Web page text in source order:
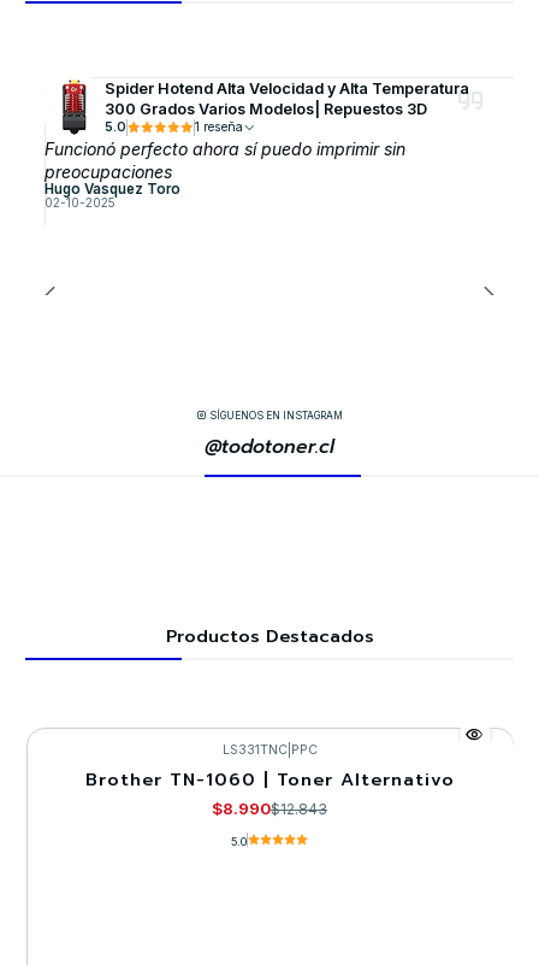
Spider Hotend Alta Velocidad y Alta Temperatura
300 Grados Varios Modelos| Repuestos 3D
5.0 1 reseña
Funcionó perfecto ahora sí puedo imprimir sin
preocupaciones
Hugo Vasquez Toro
02-10-2025
SÍGUENOS EN INSTAGRAM
@todotoner.cl
Productos Destacados
-30%
LS331TNC| PPC
Brother TN-1060 | Toner Alternativo
$8.990$12.843
5.0